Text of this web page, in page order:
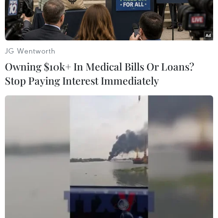
và cho biết sẽsung công tài sản của hãng sau khi
phát hiện 210 tấn sữa bột trong một kho hàng.
Tuyên bố trên của ông Chavez được đưa ra chưa
luật mới về quản lý hàng hóa và dịch vụ nhằm
kiểm soát giácả để đối phó với lạm phát leo
thang.
Theo nhà lãnh đạo Venezuela, hãng tư nhân
Parmalat đã độc quyền hoạt độngcung cấp sữa
và các cơ quan chức năng đang tiến hành
những thủ tục can thiệp vàsung công tài sản của
Các nhà chức trách Venezuela đã phát hiện 210
JG Wentworth
Owning $10k+ In Medical Bills Or Loans?
Stop Paying Interest Immediately